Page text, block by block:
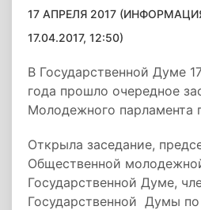
17 АПРЕЛЯ 2017
17.04.2017, 12:50)
В Государственной Думе
года прошло очередное
Молодежного парламента
Открыла заседание,
Общественной
Государственной Думе,
Государственной Думы